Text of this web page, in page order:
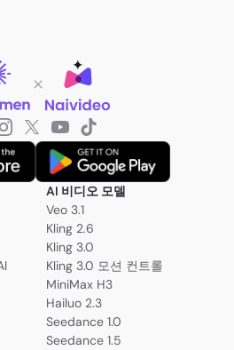
AI 비디오 모델
Veo 3.1
Kling 2.6
Kling 3.0
Kling 3.0 모션 컨트롤
MiniMax H3
Hailuo 2.3
Seedance 1.0
Seedance 1.5